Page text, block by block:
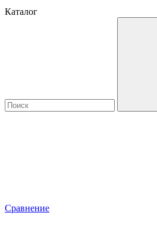
Каталог
Сравнение